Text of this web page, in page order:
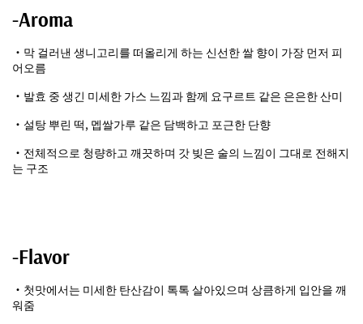
-Aroma
・막 걸러낸 생니고리를 떠올리게 하는 신선한 쌀 향이 가장 먼저 피
어오름
・발효 중 생긴 미세한 가스 느낌과 함께 요구르트 같은 은은한 산미
・설탕 뿌린 떡, 멥쌀가루 같은 담백하고 포근한 단향
・전체적으로 청량하고 깨끗하며 갓 빚은 술의 느낌이 그대로 전해지
는 구조
-Flavor
・첫맛에서는 미세한 탄산감이 톡톡 살아있으며 상큼하게 입안을 깨
워줌